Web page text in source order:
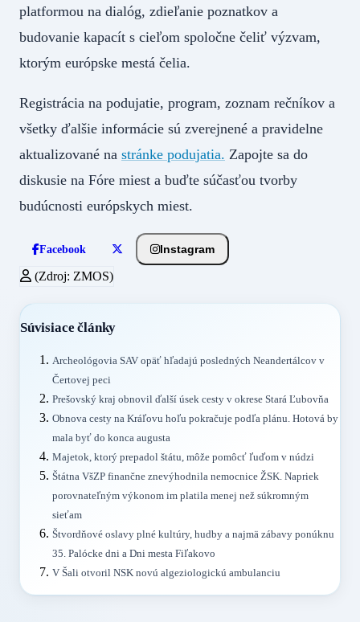
platformou na dialóg, zdieľanie poznatkov a
budovanie kapacít s cieľom spoločne čeliť výzvam,
ktorým európske mestá čelia.
Registrácia na podujatie, program, zoznam rečníkov a
všetky ďalšie informácie sú zverejnené a pravidelne
aktualizované na stránke podujatia. Zapojte sa do
diskusie na Fóre miest a buďte súčasťou tvorby
budúcnosti európskych miest.
Facebook Instagram
(Zdroj: ZMOS)
Súvisiace články
Archeológovia SAV opäť hľadajú posledných Neandertálcov v
Čertovej peci
Prešovský kraj obnovil ďalší úsek cesty v okrese Stará Ľubovňa
Obnova cesty na Kráľovu hoľu pokračuje podľa plánu. Hotová by
mala byť do konca augusta
Majetok, ktorý prepadol štátu, môže pomôcť ľuďom v núdzi
Štátna VšZP finančne znevýhodnila nemocnice ŽSK. Napriek
porovnateľným výkonom im platila menej než súkromným
sieťam
Štvordňové oslavy plné kultúry, hudby a najmä zábavy ponúknu
35. Palócke dni a Dni mesta Fiľakovo
V Šali otvoril NSK novú algeziologickú ambulanciu